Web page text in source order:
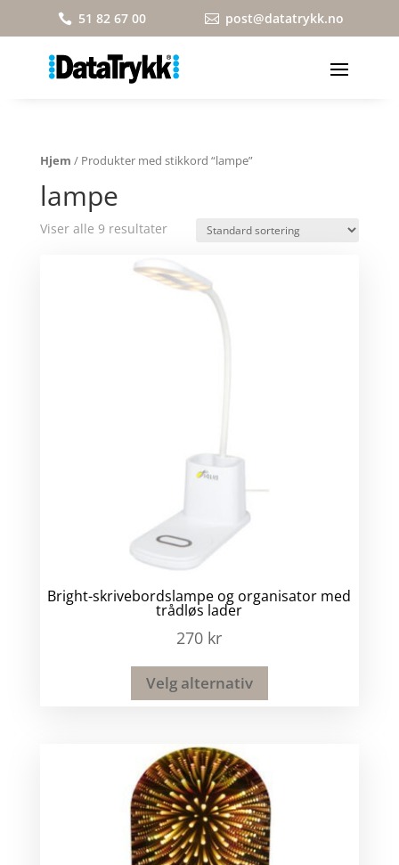
 51 82 67 00  post@datatrykk.no
Hjem / Produkter med stikkord “lampe”
lampe
Viser alle 9 resultater
Bright-skrivebordslampe og organisator med
trådløs lader
270 kr
Velg alternativ